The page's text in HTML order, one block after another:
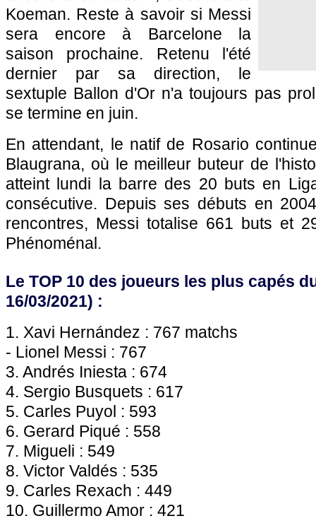
Koeman. Reste à savoir si Messi
sera encore à Barcelone la
saison prochaine. Retenu l'été
dernier par sa direction, le
sextuple Ballon d'Or n'a toujours pas
se termine en juin.
En attendant, le natif de Rosario
Blaugrana, où le meilleur buteur de
atteint lundi la barre des 20 buts en
consécutive. Depuis ses débuts en
rencontres, Messi totalise 661 buts et
Phénoménal.
Le TOP 10 des joueurs les plus capés
16/03/2021) :
1. Xavi Hernández : 767 matchs
- Lionel Messi : 767
3. Andrés Iniesta : 674
4. Sergio Busquets : 617
5. Carles Puyol : 593
6. Gerard Piqué : 558
7. Migueli : 549
8. Victor Valdés : 535
9. Carles Rexach : 449
10. Guillermo Amor : 421